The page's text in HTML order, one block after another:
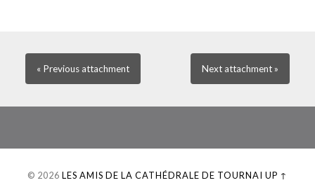
« Previousattachment Next attachment »
© 2026 LES AMIS DE LA CATHÉDRALE DE TOURNAI UP ↑